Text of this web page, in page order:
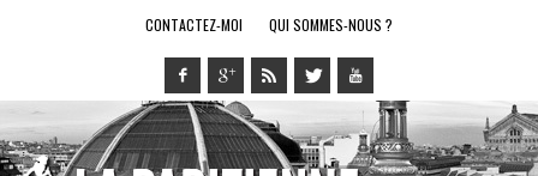
CONTACTEZ-MOI QUI SOMMES-NOUS ?